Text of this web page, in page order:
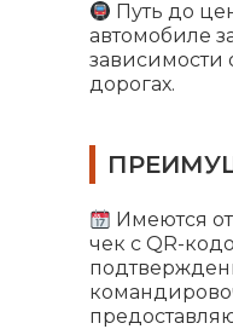
Путь до
автомобиле
зависимости
дорогах.
Имеются
чек с QR-